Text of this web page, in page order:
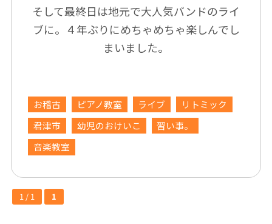
そして最終日は地元で大人気バンドのライ
ブに。４年ぶりにめちゃめちゃ楽しんでし
まいました。
お稽古 ピアノ教室 ライブ
リトミック
君津市
幼児のおけいこ
習い事。
音楽教室
1 / 1 1